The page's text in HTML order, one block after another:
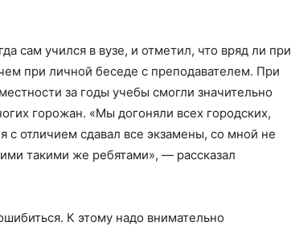
сам учился в вузе, и отметил, что вряд ли при
при личной беседе с преподавателем. При
за годы учебы смогли значительно
горожан. «Мы догоняли всех городских,
с отличием сдавал все экзамены, со мной не
такими же ребятами», — рассказал
К этому надо внимательно